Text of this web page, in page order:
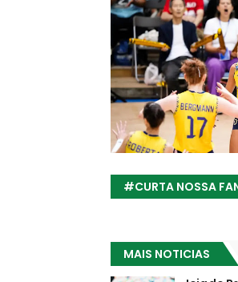
#CURTA NOSSA
MAIS NOTICIAS